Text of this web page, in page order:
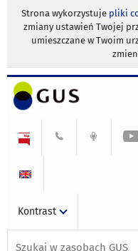
Strona wykorzystuje pliki
zmiany ustawień Twojej
umieszczane w Twoim
Kontrast